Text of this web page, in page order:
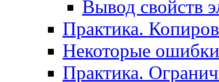
Вывод свойств
Практика.
Некоторые
Практика.